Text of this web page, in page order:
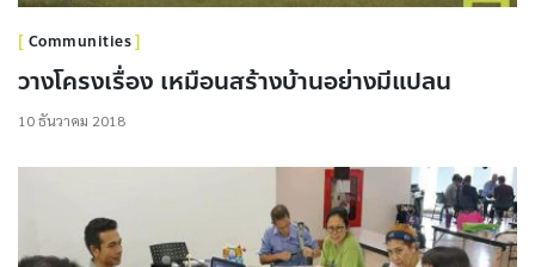
Communities
วางโครงเรื่อง เหมือนสร้างบ้านอย่างมีแปลน
10 ธันวาคม 2018